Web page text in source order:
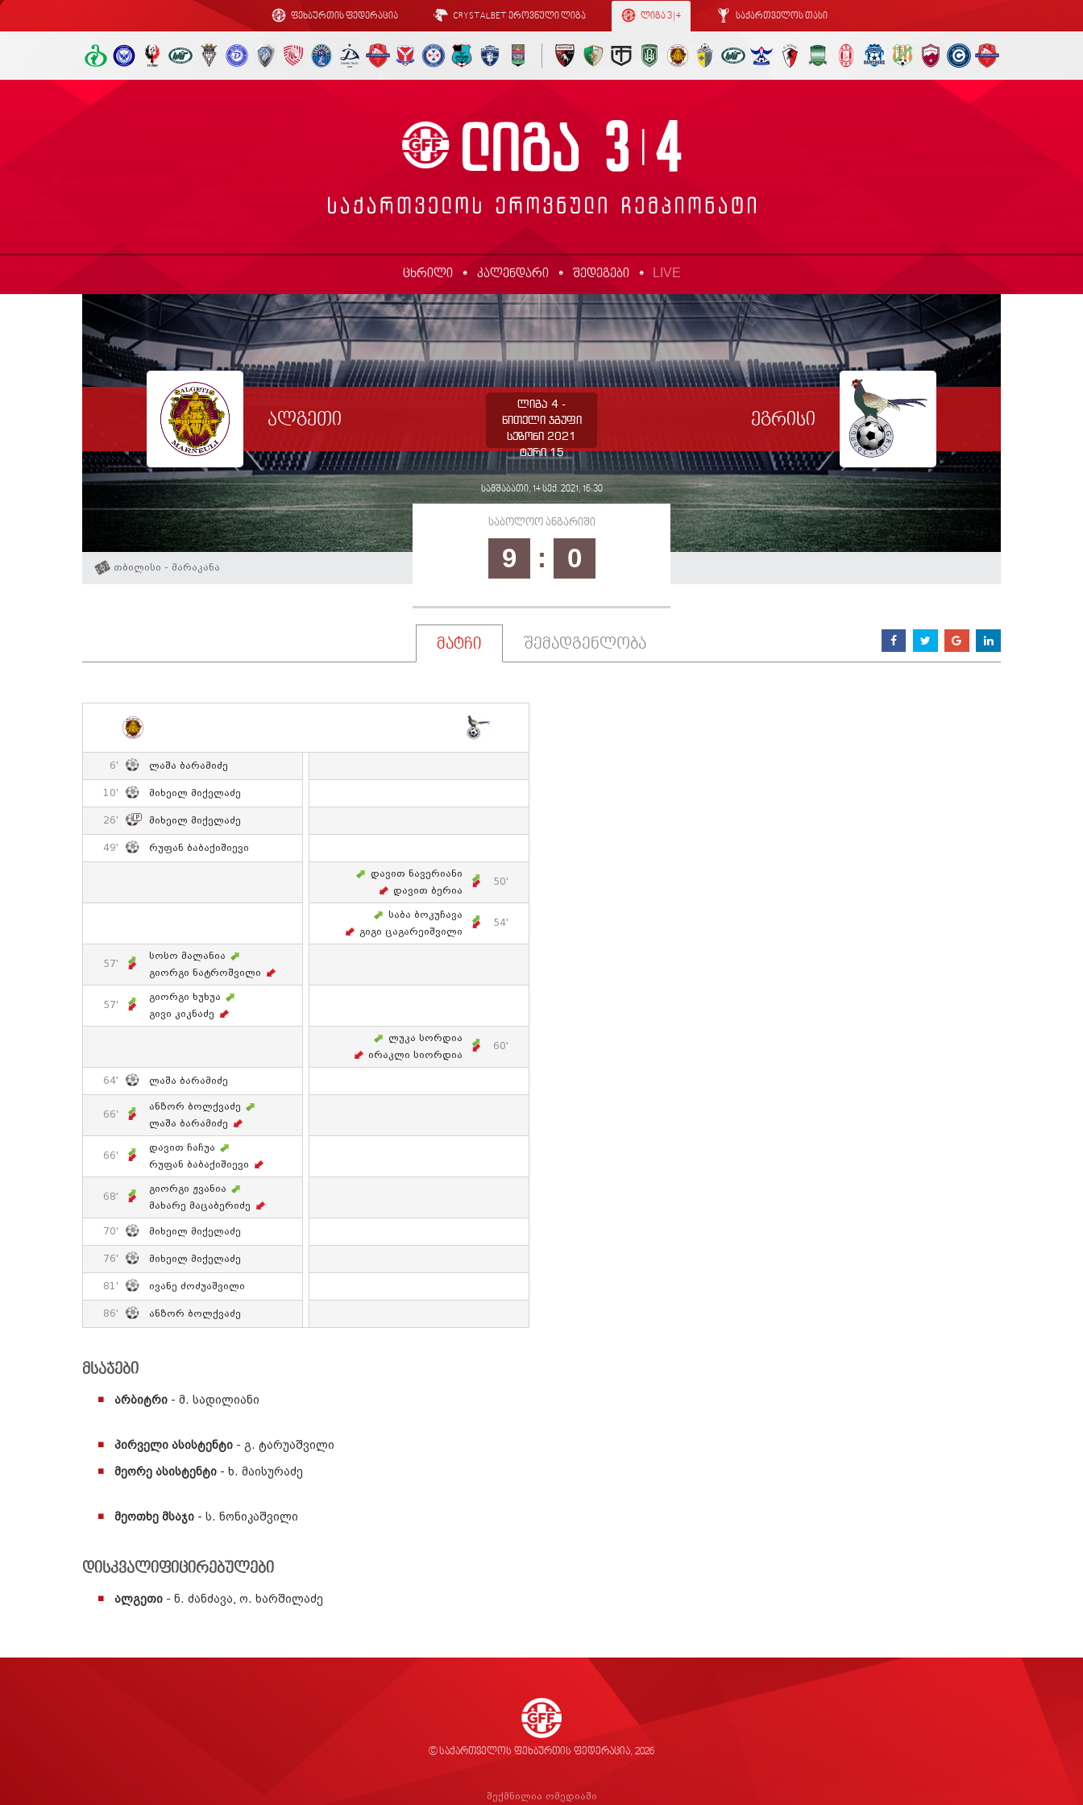
ფეხბურთის ფედერაცია CRYSTALBET ეროვნული ლიგა ლიგა 3 | 4 საქართველოს თასი
ცხრილი კალენდარი შედეგები LIVE
ალგეთი ეგრისი
ლიგა 4 -
წითელი ჯგუფი
სეზონი 2021
ტური 15
სამშაბათი, 14 სექ. 2021, 16:30
საბოლოო ანგარიში
9 : 0
თბილისი - მარაკანა
მატჩი შემადგენლობა
6' Ლაშა Ბარამიძე
10' Მიხეილ Მიქელაძე
26' Მიხეილ Მიქელაძე
49' Რუფან Ბაბაქიშიევი
Დავით Ნავერიანი
Დავით Ბერია
50'
Საბა Ბოკუჩავა
Გიგი Ცაგარეიშვილი
54'
57'
Სოსო Მალანია
Გიორგი Ნატროშვილი
57'
Გიორგი Ხუხუა
Გივი Კიკნაძე
Ლუკა Სორდია
Ირაკლი Სიორდია
60'
64' Ლაშა Ბარამიძე
66'
Ანზორ Ბოლქვაძე
Ლაშა Ბარამიძე
66'
Დავით Ჩაჩუა
Რუფან Ბაბაქიშიევი
68'
Გიორგი Ჟვანია
Მახარე Მაცაბერიძე
70' Მიხეილ Მიქელაძე
76' Მიხეილ Მიქელაძე
81' Ივანე Ძოძუაშვილი
86' Ანზორ Ბოლქვაძე
მსაჯები
არბიტრი - მ. სადილიანი
პირველი ასისტენტი - გ. ტარუაშვილი
მეორე ასისტენტი - ხ. მაისურაძე
მეოთხე მსაჯი - ს. ნონიკაშვილი
დისკვალიფიცირებულები
ალგეთი - ნ. ძანძავა, ო. ხარშილაძე
© საქართველოს ფეხბურთის ფედერაცია, 2026
შექმნილია ომედიაში